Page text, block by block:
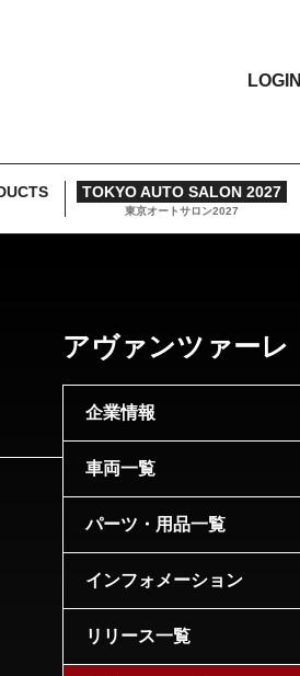
LOGIN
TOKYO AUTO SALON 2027
東京オートサロン2027
アヴァンツァーレ
企業情報
車両一覧
パーツ・用品一覧
インフォメーション
リリース一覧